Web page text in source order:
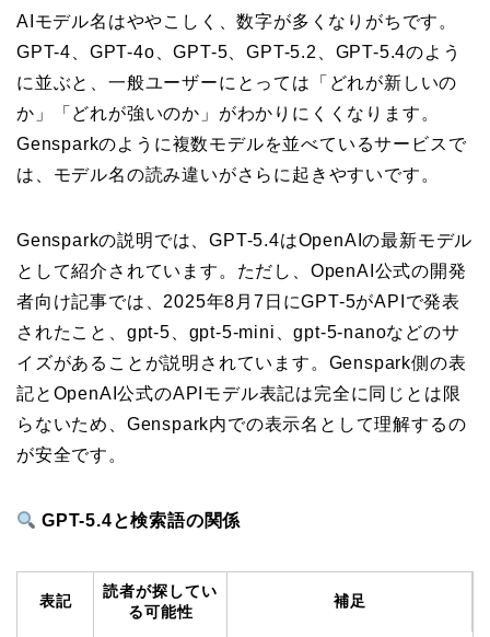
AIモデル名はややこしく、数字が多くなりがちです。
GPT-4、GPT-4o、GPT-5、GPT-5.2、GPT-5.4のよう
に並ぶと、一般ユーザーにとっては「どれが新しいの
か」「どれが強いのか」がわかりにくくなります。
Gensparkのように複数モデルを並べているサービスで
は、モデル名の読み違いがさらに起きやすいです。
Gensparkの説明では、GPT-5.4はOpenAIの最新モデル
として紹介されています。ただし、OpenAI公式の開発
者向け記事では、2025年8月7日にGPT-5がAPIで発表
されたこと、gpt-5、gpt-5-mini、gpt-5-nanoなどのサ
イズがあることが説明されています。Genspark側の表
記とOpenAI公式のAPIモデル表記は完全に同じとは限
らないため、Genspark内での表示名として理解するの
が安全です。
GPT-5.4と検索語の関係
表記
読者が探してい
る可能性
補足